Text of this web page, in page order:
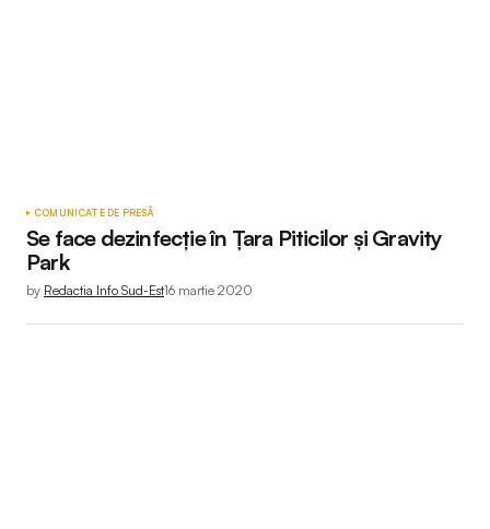
COMUNICATE DE PRESĂ
Se face dezinfecție în Țara Piticilor și Gravity
Park
by Redactia Info Sud-Est16 martie 2020